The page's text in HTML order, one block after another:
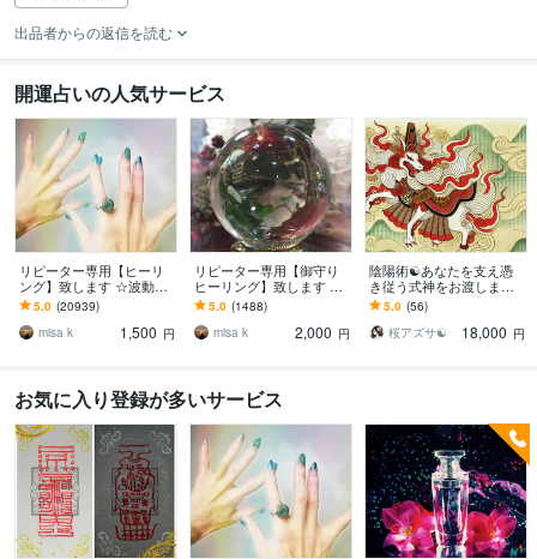
出品者からの返信を読む
開運占いの人気サービス
リピーター専用【ヒーリ
ング】致します ☆波動を
上げ、流れを良くします
☆
5.0 (20939)
misa k
1,500 円
リピーター専用【御守り
ヒーリング】致します ☆
願いを込めたい人に、あ
なたに☆
5.0 (1488)
misa k
2,000 円
陰陽術☯️あなたを支え憑
き従う式神をお渡します
あなただけに仕える式神
が、誰もが羨む守護と幸
運を引き寄せます
5.0 (56)
桜アズサ☯️
18,000 円
お気に入り登録が多いサービス